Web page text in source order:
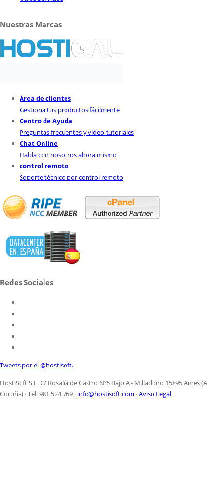
Nuestras Marcas
Área de clientes
Gestiona tus productos fácilmente
Centro de Ayuda
Preguntas frecuentes y video-tutoriales
Chat Online
Habla con nosotros ahora mismo
control remoto
Soporte técnico por control remoto
Redes Sociales
Tweets por el @hostisoft.
HostiSoft S.L. C/ Rosalía de Castro Nº5 Bajo A - Milladoiro 15895 Ames (A
Coruña) · Tel: 981 524 769 · info@hostisoft.com ·Aviso Legal